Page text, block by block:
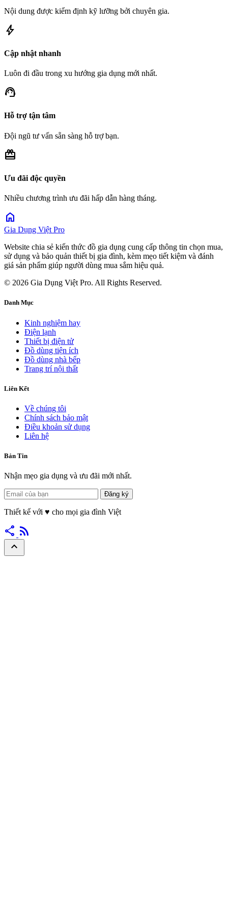
Nội dung được kiểm định kỹ lưỡng bởi chuyên gia.
bolt
Cập nhật nhanh
Luôn đi đầu trong xu hướng gia dụng mới nhất.
support_agent
Hỗ trợ tận tâm
Đội ngũ tư vấn sẵn sàng hỗ trợ bạn.
redeem
Ưu đãi độc quyền
Nhiều chương trình ưu đãi hấp dẫn hàng tháng.
home
Gia Dụng Việt Pro
Website chia sẻ kiến thức đồ gia dụng cung cấp thông tin chọn mua,
sử dụng và bảo quản thiết bị gia đình, kèm mẹo tiết kiệm và đánh
giá sản phẩm giúp người dùng mua sắm hiệu quả.
© 2026 Gia Dụng Việt Pro. All Rights Reserved.
Danh Mục
Kinh nghiệm hay
Điện lạnh
Thiết bị điện tử
Đồ dùng tiện ích
Đồ dùng nhà bếp
Trang trí nội thất
Liên Kết
Về chúng tôi
Chính sách bảo mật
Điều khoản sử dụng
Liên hệ
Bản Tin
Nhận mẹo gia dụng và ưu đãi mới nhất.
Đăng ký
Thiết kế với ♥ cho mọi gia đình Việt
share rss_feed
expand_less